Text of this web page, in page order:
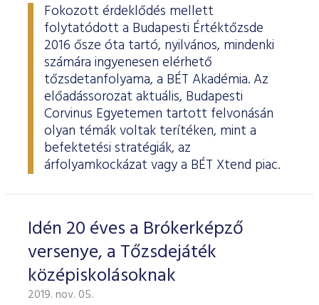
Fokozott érdeklődés mellett
folytatódott a Budapesti Értéktőzsde
2016 ősze óta tartó, nyilvános, mindenki
számára ingyenesen elérhető
tőzsdetanfolyama, a BÉT Akadémia. Az
előadássorozat aktuális, Budapesti
Corvinus Egyetemen tartott felvonásán
olyan témák voltak terítéken, mint a
befektetési stratégiák, az
árfolyamkockázat vagy a BÉT Xtend piac.
Idén 20 éves a Brókerképző
versenye, a Tőzsdejáték
középiskolásoknak
2019. nov. 05.